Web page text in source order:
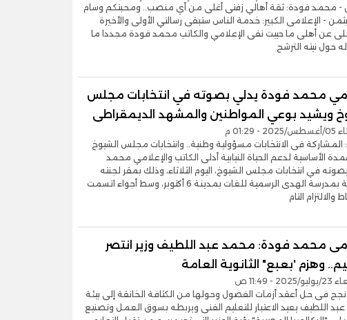
- محمد فودة: ثقة أهالي زفتى أغلى من أي منصب.. ومحبتكم وسام
بثمن - الإعلامى الكبير: خدمة الناس ستبقى رسالتي الأولى والأخيرة
عن أهلى ما حييت نفى الإعلامي والكاتب محمد فودة مجددا ما
حول نيته الترشح
محمد فودة يدلي بصوته في انتخابات مجلس
ويشيد بوعي المواطنين والمشهد الديمقراطى
- 01:29 م
فى الانتخابات مسؤولية وطنية.. وانتخابات مجلس الشيوخ
الأساسية لدعم الحياة النيابية أدلى الكاتب والإعلامي محمد
في انتخابات مجلس الشيوخ، اليوم الثلاثاء، وذلك بمقر لجنته
الانتخابية بمدرسة الهدى الرسمية للغات بمدينة 6 أكتوبر، وسط أجواء اتسمت
والالتزام التام
محمد فودة: محمد عبد اللطيف وزير انتصر
وهزم 'بعبع" الثانوية العامة
2025 - 11:49 ص
نجح فى حل أعقد أزمات الفصول وحولها من الكثافة الخانقة إلى بيئة
عبد اللطيف يعيد الاعتبار للتعليم الفنى ويربطه بسوق العمل وتصنيع